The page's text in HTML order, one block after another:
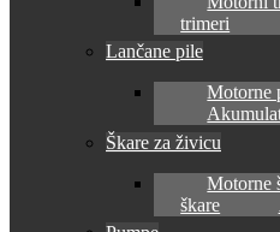
trimeri
Lančane pile
Motorne
Škare za živicu
Motorne
škare